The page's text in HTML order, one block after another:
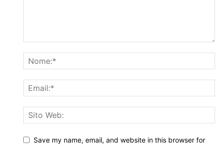
Save my name, email, and website in this browser for